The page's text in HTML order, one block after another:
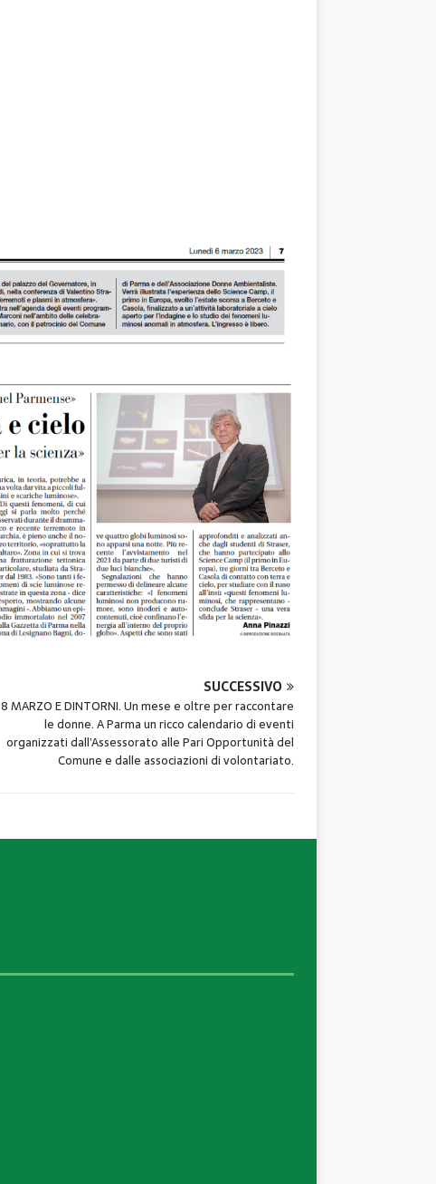
SUCCESSIVO
8 MARZO E DINTORNI. Un mese e oltre per raccontare
le donne. A Parma un ricco calendario di eventi
organizzati dall’Assessorato alle Pari Opportunità del
Comune e dalle associazioni di volontariato.